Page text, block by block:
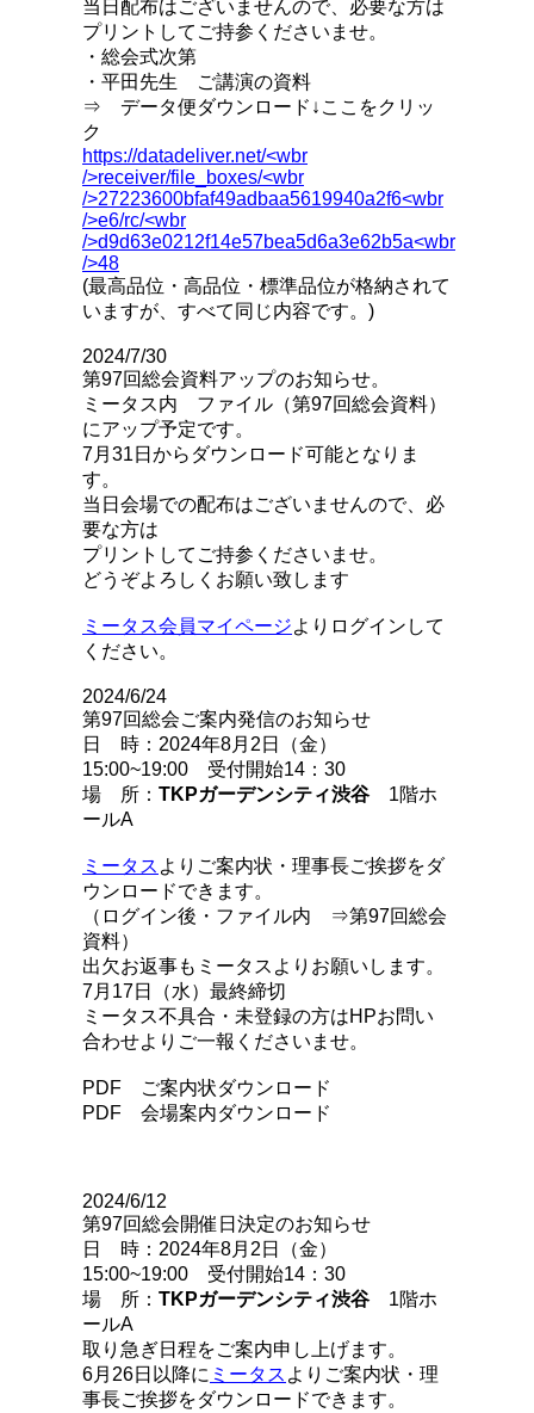
当日配布はございませんので、必要な方は
プリントしてご持参くださいませ。
・総会式次第
・平田先生 ご講演の資料
⇒ データ便ダウンロード↓ここをクリッ
ク
https://datadeliver.net/<wbr
/>receiver/file_boxes/<wbr
/>27223600bfaf49adbaa5619940a2f6<wbr
/>e6/rc/<wbr
/>d9d63e0212f14e57bea5d6a3e62b5a<wbr
/>48
(最高品位・高品位・標準品位が格納されて
いますが、すべて同じ内容です。)
2024/7/30
第97回総会資料アップのお知らせ。
ミータス内 ファイル（第97回総会資料）
にアップ予定です。
7月31日からダウンロード可能となりま
す。
当日会場での配布はございませんので、必
要な方は
プリントしてご持参くださいませ。
どうぞよろしくお願い致します
ミータス会員マイページよりログインして
ください。
2024/6/24
第97回総会ご案内発信のお知らせ
日 時：2024年8月2日（金）
15:00~19:00 受付開始14：30
場 所： TKPガーデンシティ渋谷 1階ホ
ールA
ミータス よりご案内状・理事長ご挨拶をダ
ウンロードできます。
（ログイン後・ファイル内 ⇒第97回総会
資料）
出欠お返事もミータスよりお願いします。
7月17日（水）最終締切
ミータス不具合・未登録の方はHPお問い
合わせよりご一報くださいませ。
PDF ご案内状ダウンロード
PDF 会場案内ダウンロード
2024/6/12
第97回総会開催日決定のお知らせ
日 時：2024年8月2日（金）
15:00~19:00 受付開始14：30
場 所： TKPガーデンシティ渋谷 1階ホ
ールA
取り急ぎ日程をご案内申し上げます。
6月26日以降に ミータス よりご案内状・理
事長ご挨拶をダウンロードできます。